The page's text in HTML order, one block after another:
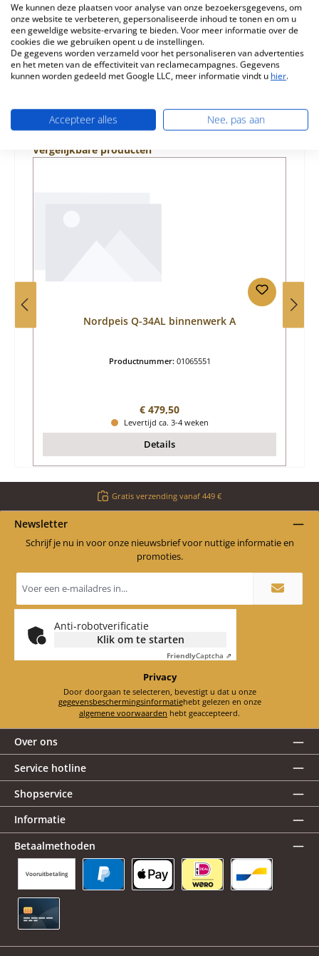
Eigenschappen
Informatie over productveiligheid
Productgalerij overslaan
Vergelijkbare producten
Nordpeis Q-34AL binnenwerk A
Productnummer: 01065551
Normale prijs:
€ 479,50
Levertijd ca. 3-4 weken
Details
Gratis verzending vanaf 449 €
Newsletter
Schrijf je nu in voor onze nieuwsbrief voor nuttige informatie en
promoties.
mailadres
Anti-robotverificatie
Klik om te starten
FriendlyCaptcha ⇗
Privacy
Door doorgaan te selecteren, bevestigt u dat u onze
gegevensbeschermingsinformatie
hebt gelezen en onze
algemene voorwaarden hebt geaccepteerd.
Over ons
Service hotline
Shopservice
Informatie
Betaalmethoden
Vooruitbetaling
We kunnen deze plaatsen voor analyse van onze bezoekersgegevens, om
onze website te verbeteren, gepersonaliseerde inhoud te tonen en om u
een geweldige website-ervaring te bieden. Voor meer informatie over de
cookies die we gebruiken opent u de instellingen.
De gegevens worden verzameld voor het personaliseren van advertenties
en het meten van de effectiviteit van reclamecampagnes. Gegevens
kunnen worden gedeeld met Google LLC, meer informatie vindt u hier.
Accepteer alles Nee, pas aan